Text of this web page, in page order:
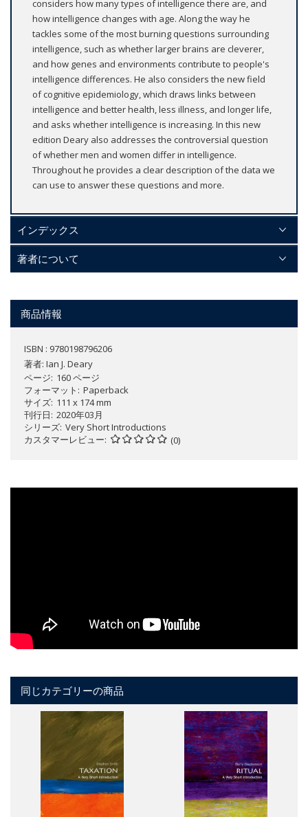
considers how many types of intelligence there are, and
how intelligence changes with age. Along the way he
tackles some of the most burning questions surrounding
intelligence, such as whether larger brains are cleverer,
and how genes and environments contribute to people's
intelligence differences. He also considers the new field
of cognitive epidemiology, which draws links between
intelligence and better health, less illness, and longer life,
and asks whether intelligence is increasing. In this new
edition Deary also addresses the controversial question
of whether men and women differ in intelligence.
Throughout he provides a clear description of the data we
can use to answer these questions and more.
インデックス
著者について
商品情報
ISBN : 9780198796206
著者: Ian J. Deary
ページ 160 ページ
フォーマット
Paperback
サイズ 111 x 174 mm
刊行日 2020年03月
シリーズ Very Short Introductions
カスタマーレビュー
(0)
同じカテゴリーの商品